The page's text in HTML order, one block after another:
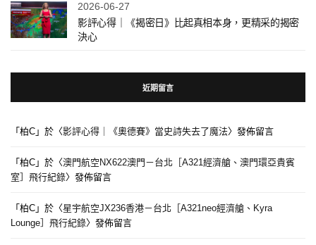
2026-06-27
影評心得｜《揭密日》比起真相本身，更精采的揭密
決心
近期留言
「 柏C 」於〈影評心得｜《奧德賽》當史詩失去了魔法〉發佈留言
「 柏C 」於〈澳門航空NX622澳門－台北［A321經濟艙、澳門環亞貴賓
室］飛行紀錄〉發佈留言
「 柏C 」於〈星宇航空JX236香港－台北［A321neo經濟艙、Kyra
Lounge］飛行紀錄〉發佈留言